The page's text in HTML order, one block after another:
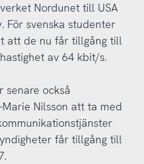
Nordunet till USA
För svenska studenter
att de nu får tillgång till
av 64 kbit/s.
senare också
Nilsson att ta med
får tillgång till